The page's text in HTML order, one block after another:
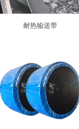
耐热输送带